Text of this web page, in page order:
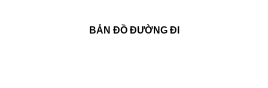
BẢN ĐỒ ĐƯỜNG ĐI